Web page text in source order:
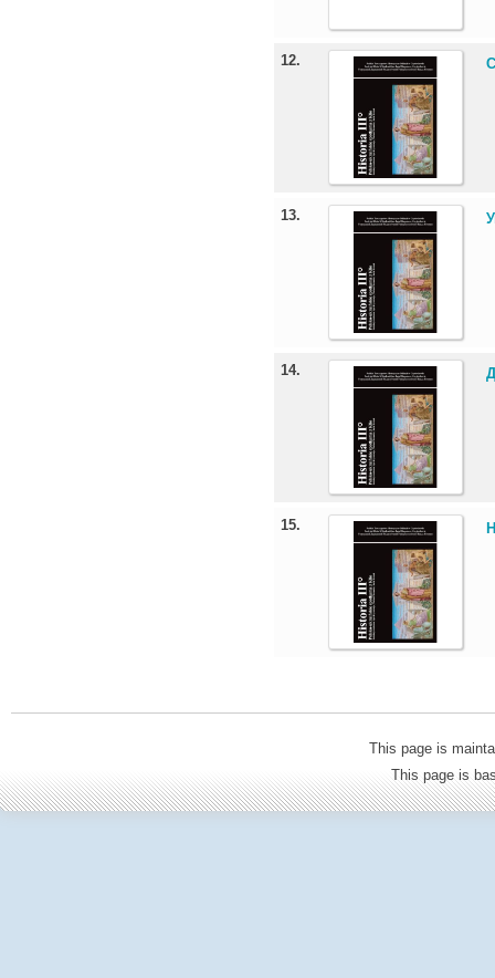
12.
13.
14.
15.
This page is
This page is